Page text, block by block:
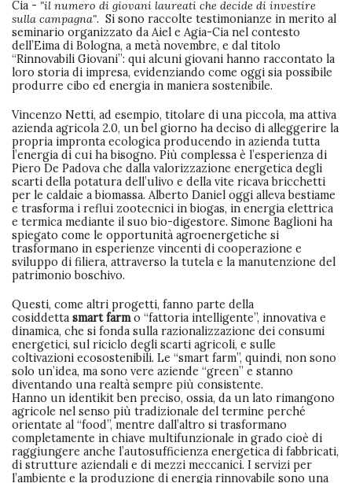
Cia - "il numero di giovani laureati che decide di investire
sulla campagna". Si sono raccolte testimonianze in merito al
seminario organizzato da Aiel e Agia-Cia nel contesto
dell’Eima di Bologna, a metà novembre, e dal titolo
“Rinnovabili Giovani”: qui alcuni giovani hanno raccontato la
loro storia di impresa, evidenziando come oggi sia possibile
produrre cibo ed energia in maniera sostenibile.
Vincenzo Netti, ad esempio, titolare di una piccola, ma attiva
azienda agricola 2.0, un bel giorno ha deciso di alleggerire la
propria impronta ecologica producendo in azienda tutta
l’energia di cui ha bisogno. Più complessa è l’esperienza di
Piero De Padova che dalla valorizzazione energetica degli
scarti della potatura dell’ulivo e della vite ricava bricchetti
per le caldaie a biomassa. Alberto Daniel oggi alleva bestiame
e trasforma i reflui zootecnici in biogas, in energia elettrica
e termica mediante il suo bio-digestore. Simone Baglioni ha
spiegato come le opportunità agroenergetiche si
trasformano in esperienze vincenti di cooperazione e
sviluppo di filiera, attraverso la tutela e la manutenzione del
patrimonio boschivo.
Questi, come altri progetti, fanno parte della
cosiddetta smart farmo “fattoria intelligente”, innovativa e
dinamica, che si fonda sulla razionalizzazione dei consumi
energetici, sul riciclo degli scarti agricoli, e sulle
coltivazioni ecosostenibili. Le “smart farm”, quindi, non sono
solo un’idea, ma sono vere aziende “green” e stanno
diventando una realtà sempre più consistente.
Hanno un identikit ben preciso, ossia, da un lato rimangono
agricole nel senso più tradizionale del termine perché
orientate al “food”, mentre dall’altro si trasformano
completamente in chiave multifunzionale in grado cioè di
raggiungere anche l’autosufficienza energetica di fabbricati,
di strutture aziendali e di mezzi meccanici. I servizi per
l’ambiente e la produzione di energia rinnovabile sono una